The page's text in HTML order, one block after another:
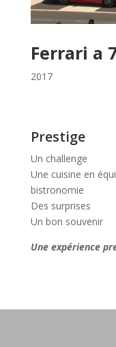
Ferrari a
2017
Prestige
Un challenge
Une cuisine en
bistronomie
Des surprises
Un bon souvenir
Une expérience